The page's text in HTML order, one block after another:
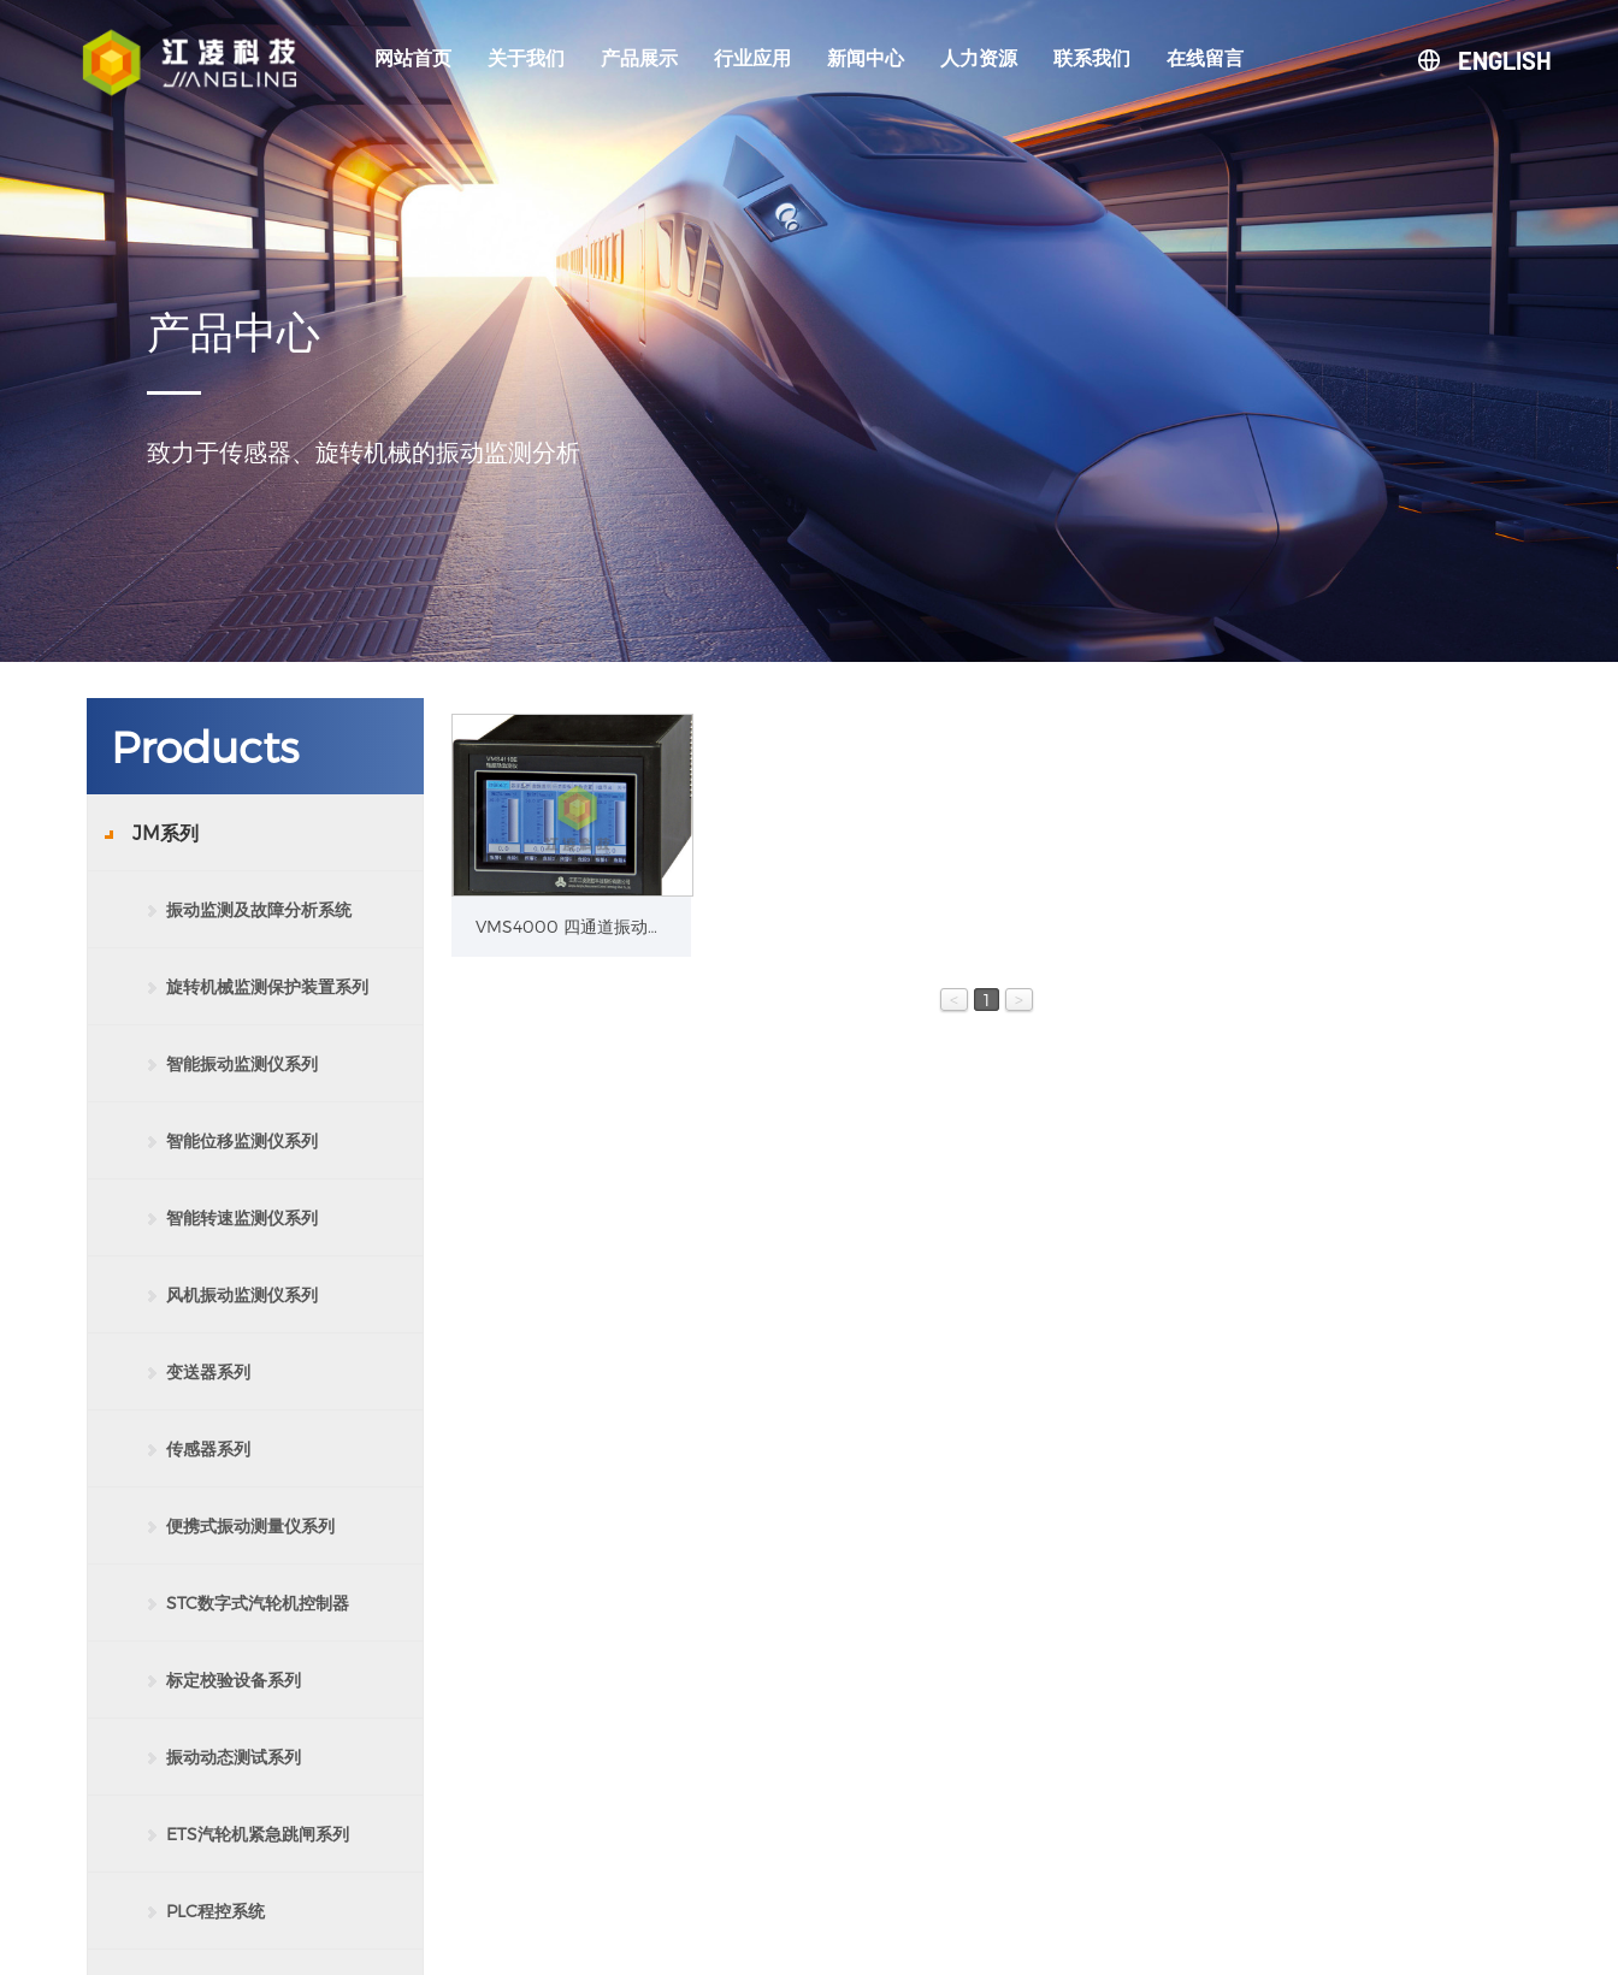
网站首页 关于我们 产品展示 行业应用 新闻中心 人力资源 联系我们 在线留言 ENGLISH
人才理念 招聘信息
公司新闻 行业新闻
JM系列 VMS系列 结构力学实验仪器设备
视频监控系统
公司简介 发展历程 荣誉资质 品质江凌
产品中心
致力于传感器、旋转机械的振动监测分析
Products
JM系列
振动监测及故障分析系统
旋转机械监测保护装置系列
智能振动监测仪系列
智能位移监测仪系列
智能转速监测仪系列
风机振动监测仪系列
变送器系列
传感器系列
便携式振动测量仪系列
STC数字式汽轮机控制器
标定校验设备系列
振动动态测试系列
ETS汽轮机紧急跳闸系列
PLC程控系统
VMS4000 四通道振动检测仪
< 1 >